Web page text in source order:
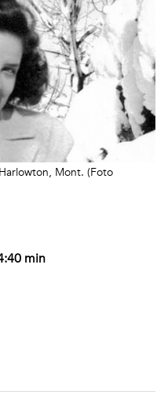
Mont. (Foto
min
address